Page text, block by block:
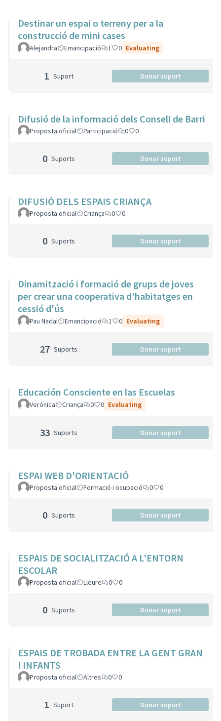
Destinar un espai o terreny per a la
construcció de mini cases
Alejandra Emancipació 1 0 Evaluating
1 Suport Donar suport
Difusió de la informació dels Consell de Barri
Proposta oficial Participació 0 0
0 Suports Donar suport
DIFUSIÓ DELS ESPAIS CRIANÇA
Proposta oficial Criança 0 0
0 Suports Donar suport
Dinamització i formació de grups de joves
per crear una cooperativa d'habitatges en
cessió d'ús
Pau Nadal Emancipació 1 0 Evaluating
27 Suports Donar suport
Educación Consciente en las Escuelas
Verónica Criança 0 0 Evaluating
33 Suports Donar suport
ESPAI WEB D'ORIENTACIÓ
Proposta oficial Formació i ocupació 0 0
0 Suports Donar suport
ESPAIS DE SOCIALITZACIÓ A L'ENTORN
ESCOLAR
Proposta oficial Lleure 0 0
0 Suports Donar suport
ESPAIS DE TROBADA ENTRE LA GENT GRAN
I INFANTS
Proposta oficial Altres 0 0
1 Suport Donar suport